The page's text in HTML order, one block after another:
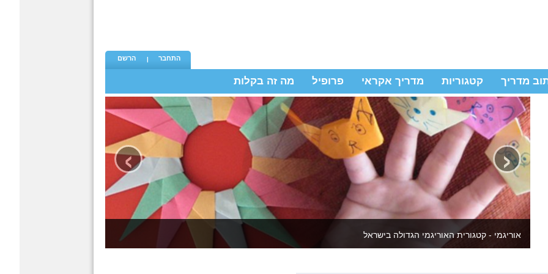
הרשם התחבר
מדריך קטגוריות מדריך אקראי פרופיל מה זה בקלות
יצירה לילדים ולמבוגרים - באתר מדריכי יצירה שידהימו אתכם מחדש כל פעם
‹
›